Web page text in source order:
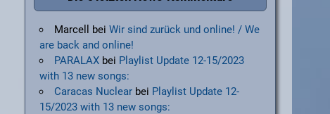
Marcell beiWir sind zurück und online! / We
are back and online!
PARALAX bei Playlist Update 12-15/2023
with 13 new songs:
Caracas Nuclear bei Playlist Update 12-
15/2023 with 13 new songs: